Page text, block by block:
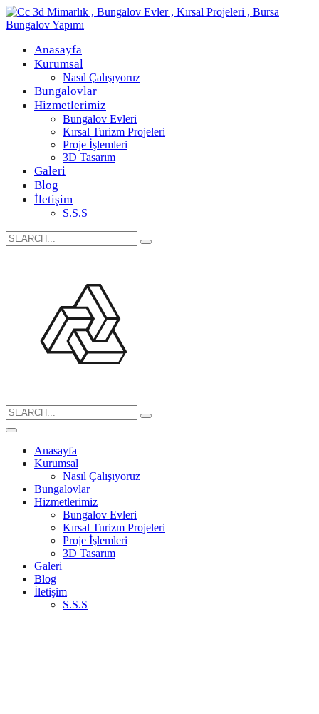
Anasayfa
Kurumsal
Nasıl Çalışıyoruz
Bungalovlar
Hizmetlerimiz
Bungalov Evleri
Kırsal Turizm Projeleri
Proje İşlemleri
3D Tasarım
Galeri
Blog
İletişim
S.S.S
Search
for:
Search
for:
Anasayfa
Kurumsal
Nasıl Çalışıyoruz
Bungalovlar
Hizmetlerimiz
Bungalov Evleri
Kırsal Turizm Projeleri
Proje İşlemleri
3D Tasarım
Galeri
Blog
İletişim
S.S.S